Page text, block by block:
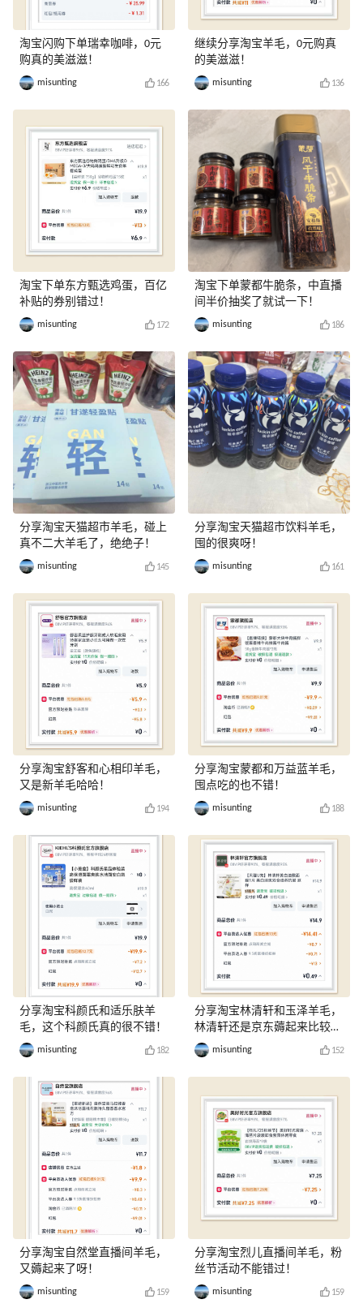
淘宝闪购下单瑞幸咖啡，0元
购真的美滋滋！
misunting 166
淘宝下单东方甄选鸡蛋，百亿
补贴的券别错过！
misunting 172
分享淘宝天猫超市羊毛，碰上
真不二大羊毛了，绝绝子！
misunting 145
分享淘宝舒客和心相印羊毛，
又是新羊毛哈哈！
misunting 194
分享淘宝科颜氏和适乐肤羊
毛，这个科颜氏真的很不错！
misunting 182
分享淘宝自然堂直播间羊毛，
又薅起来了呀！
misunting 159
继续分享淘宝羊毛，0元购真
的美滋滋！
misunting 136
淘宝下单蒙都牛脆条，中直播
间半价抽奖了就试一下！
misunting 186
分享淘宝天猫超市饮料羊毛，
囤的很爽呀！
misunting 161
分享淘宝蒙都和万益蓝羊毛，
囤点吃的也不错！
misunting 188
分享淘宝林清轩和玉泽羊毛，
林清轩还是京东薅起来比较
爽！misunting 152
分享淘宝烈儿直播间羊毛，粉
丝节活动不能错过！
misunting 159